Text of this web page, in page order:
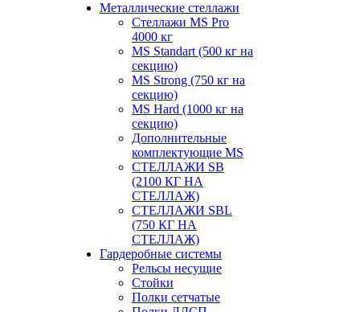
Металлические стеллажи
Стеллажи MS Pro
4000 кг
MS Standart (500 кг на
секцию)
MS Strong (750 кг на
секцию)
MS Hard (1000 кг на
секцию)
Дополнительные
комплектующие MS
СТЕЛЛАЖИ SB
(2100 КГ НА
СТЕЛЛАЖ)
СТЕЛЛАЖИ SBL
(750 КГ НА
СТЕЛЛАЖ)
Гардеробные системы
Рельсы несущие
Стойки
Полки сетчатые